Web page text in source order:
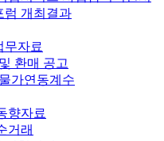
럼 개최결과
무자료
환매 공고
가연동계수
향자료
거래